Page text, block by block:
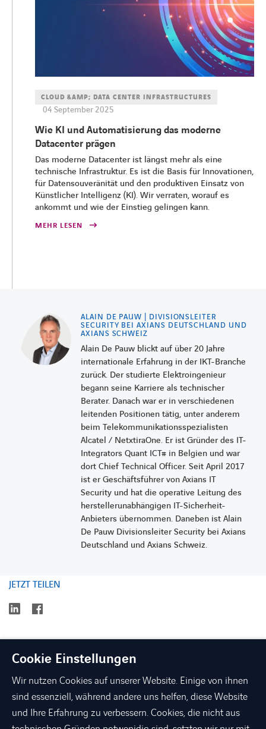
CLOUD &AMP; DATA CENTER INFRASTRUCTURES
04 September 2025
Wie KI und Automatisierung das moderne
Datacenter prägen
Das moderne Datacenter ist längst mehr als eine
technische Infrastruktur. Es ist die Basis für Innovationen,
für Datensouveränität und den produktiven Einsatz von
Künstlicher Intelligenz (KI). Wir verraten, worauf es
ankommt und wie der Einstieg gelingen kann.
MEHR LESEN
ALAIN DE PAUW | DIVISIONSLEITER
SECURITY BEI AXIANS DEUTSCHLAND UND
AXIANS SCHWEIZ
Alain De Pauw blickt auf über 20 Jahre
internationale Erfahrung in der IKT-Branche
zurück. Der studierte Elektroingenieur
begann seine Karriere als technischer
Berater. Danach war er in verschiedenen
leitenden Positionen tätig, unter anderem
beim Telekommunikationsspezialisten
Alcatel / NetxtiraOne. Er ist Gründer des IT-
Integrators Quant ICT# in Belgien und war
dort Chief Technical Officer. Seit April 2017
ist er Geschäftsführer von Axians IT
Security und hat die operative Leitung des
herstellerunabhängigen IT-Sicherheit-
Anbieters übernommen. Daneben ist Alain
De Pauw Divisionsleiter Security bei Axians
Deutschland und Axians Schweiz.
JETZT TEILEN
linkedin
Cookie Einstellungen
Wir nutzen Cookies auf unserer Website. Einige von ihnen
sind essenziell, während andere uns helfen, diese Website
und Ihre Erfahrung zu verbessern. Cookies, die nicht aus